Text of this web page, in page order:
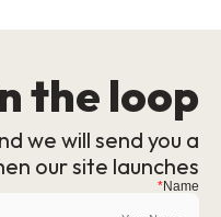
the loop!
we will send you a
our site launches.
Name
*